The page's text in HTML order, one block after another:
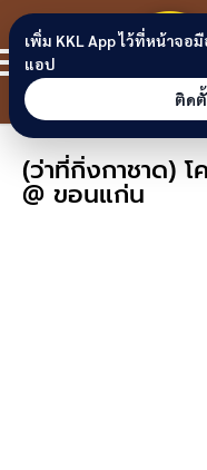
Skip to content
(ว่าที่กิ่งกาชาด)
@ ขอนแก่น
เพิ่ม KKL App ไว้ที่หน้าจอ
แอป
ติดตั้